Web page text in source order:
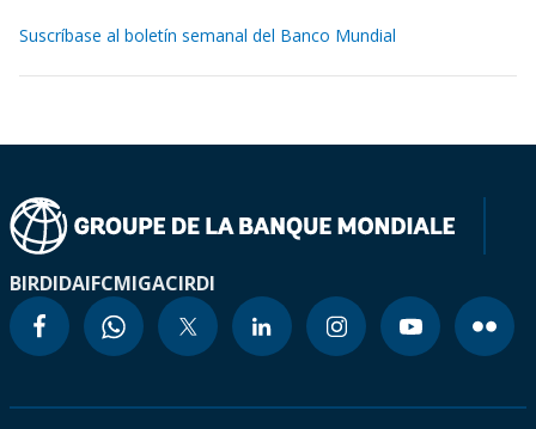
Suscríbase al boletín semanal del Banco Mundial
BIRDIDAIFCMIGACIRDI